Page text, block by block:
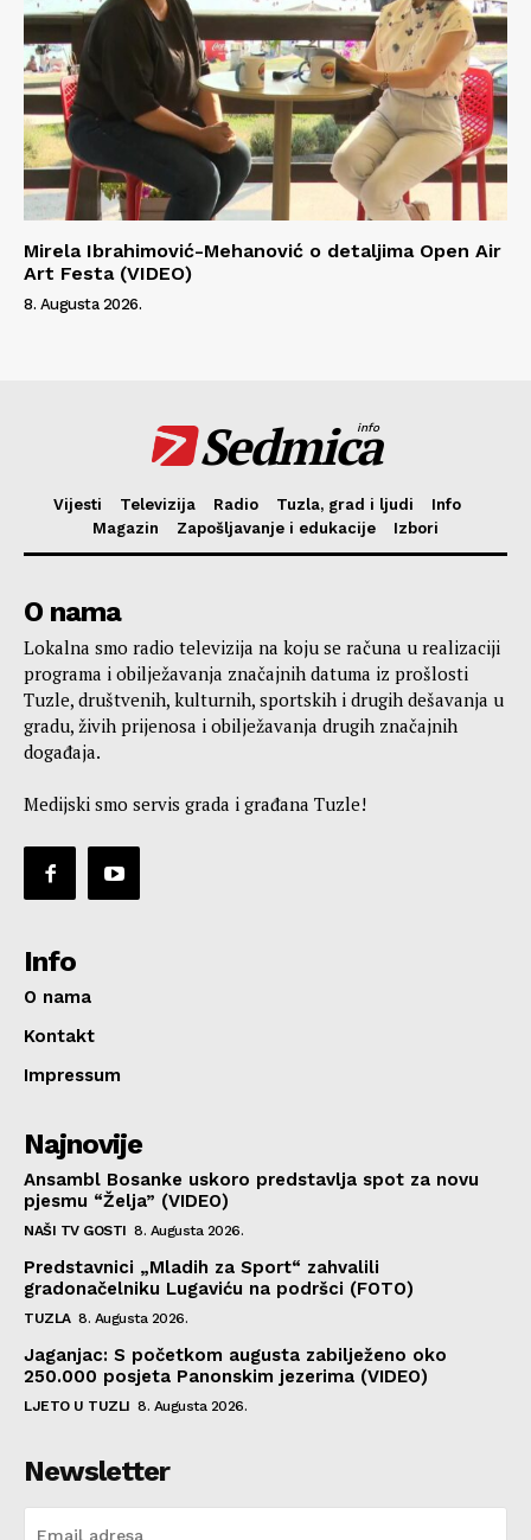
Mirela Ibrahimović-Mehanović o detaljima Open Air
Art Festa (VIDEO)
8. Augusta 2026.
Sedmica
info
Vijesti Televizija Radio Tuzla, grad i ljudi
Info
Magazin
Zapošljavanje i edukacije Izbori
O nama
Lokalna smo radio televizija na koju se računa u realizaciji
programa i obilježavanja značajnih datuma iz prošlosti
Tuzle, društvenih, kulturnih, sportskih i drugih dešavanja u
gradu, živih prijenosa i obilježavanja drugih značajnih
događaja.
Medijski smo servis grada i građana Tuzle!
Info
O nama
Kontakt
Impressum
Najnovije
Ansambl Bosanke uskoro predstavlja spot za novu
pjesmu “Želja” (VIDEO)
NAŠI TV GOSTI 8. Augusta 2026.
Predstavnici „Mladih za Sport“ zahvalili
gradonačelniku Lugaviću na podršci (FOTO)
TUZLA 8. Augusta 2026.
Jaganjac: S početkom augusta zabilježeno oko
250.000 posjeta Panonskim jezerima (VIDEO)
LJETO U TUZLI 8. Augusta 2026.
Newsletter